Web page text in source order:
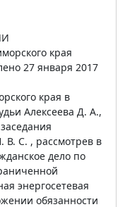
края
27 января 2017
края в
Алексеева Д. А.,
В. С. , рассмотрев в
дело по
энергосетевая
обязанности